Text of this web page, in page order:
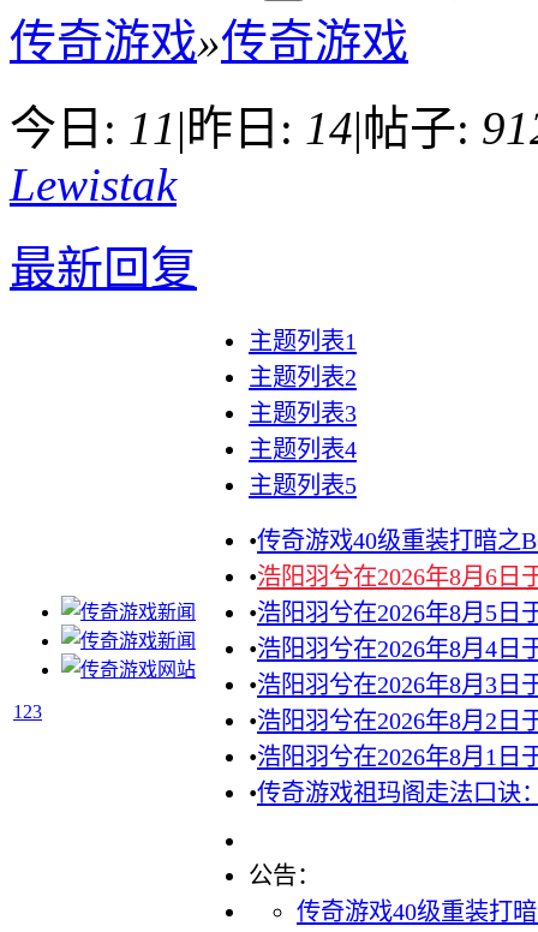
传奇游戏»传奇游戏
今日: 11|昨日: 14|帖子:
Lewistak
最新回复
1 23
主题列表1
主题列表2
主题列表3
主题列表4
主题列表5
•传奇游戏40级重装打暗之
•浩阳羽兮在2026年8月6日
•浩阳羽兮在2026年8月5日
•浩阳羽兮在2026年8月4日
•浩阳羽兮在2026年8月3日
•浩阳羽兮在2026年8月2日
•浩阳羽兮在2026年8月1日
•传奇游戏祖玛阁走法口诀
公告：
传奇游戏40级重装打